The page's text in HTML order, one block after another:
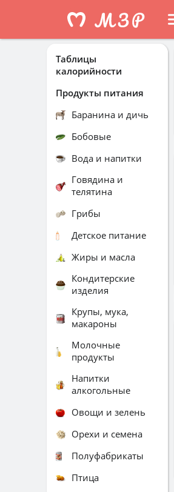
Таблицы
калорийности
Продукты питания
Баранина и дичь
Бобовые
Вода и напитки
Говядина и
телятина
Грибы
Детское питание
Жиры и масла
Кондитерские
изделия
Крупы, мука,
макароны
Молочные
продукты
Напитки
алкогольные
Овощи и зелень
Орехи и семена
Полуфабрикаты
Птица